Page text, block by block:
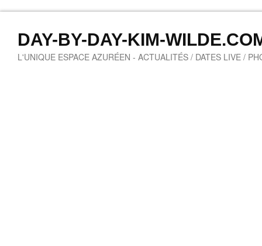
DAY-BY-DAY-KIM-
L'UNIQUE ESPACE AZURÉEN - ACTUALITÉS / DATES LIVE /